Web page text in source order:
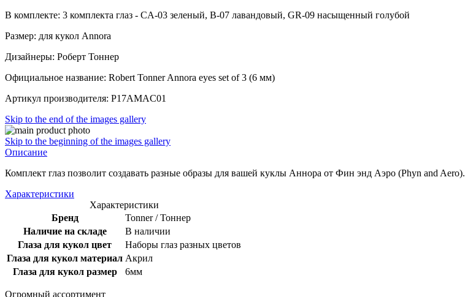
В комплекте: 3 комплекта глаз - CA-03 зеленый, B-07 лавандовый, GR-09 насыщенный голубой
Размер: для кукол Annora
Дизайнеры: Роберт Тоннер
Официальное название: Robert Tonner Annora eyes set of 3 (6 мм)
Артикул производителя: P17AMAC01
Skip to the end of the images gallery
Skip to the beginning of the images gallery
Описание
Комплект глаз позволит создавать разные образы для вашей куклы Аннора от Фин энд Аэро (Phyn and Aero).
Характеристики
Характеристики
Бренд
Tonner / Тоннер
Наличие на складе
В наличии
Глаза для кукол цвет
Наборы глаз разных цветов
Глаза для кукол материал Акрил
Глаза для кукол размер
6мм
Огромный ассортимент